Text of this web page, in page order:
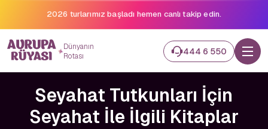
2026 turlarımız başladı hemen canlı takip edin.
Dünyanın
Rotası
444 6 550
Seyahat Tutkunları İçin
Seyahat İle İlgili Kitaplar